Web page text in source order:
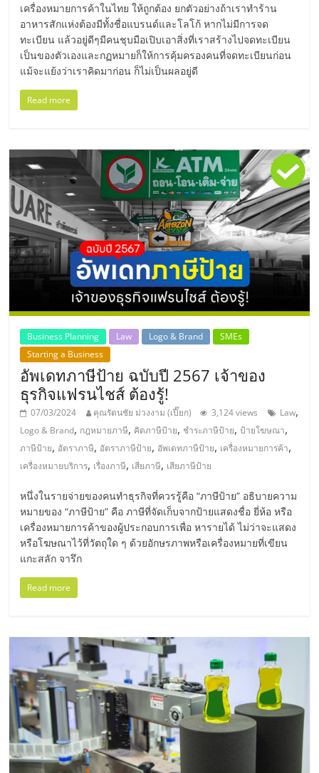
ปรึกษา
การ
ลงทุน
และ
ขยาย
สา
ขา
รน
ไชส์,
ศูนย์
รวม
แฟ
รน
ไชส์
พร้อม
เปิด
ร้าน
ปรึกษา
ฟรี,
บริการ
พัฒนา
ระบบ
แฟ
รน
ไชส์"
เครื่องหมายการค้าในไทย ให้ถูกต้อง ยกตัวอย่างถ้าเราทำร้าน
อาหารสักแห่งต้องมีทั้งชื่อแบรนด์และโลโก้ หากไม่มีการจด
ทะเบียน แล้วอยู่ดีๆมีคนชุบมือเปิบเอาสิ่งที่เราสร้างไปจดทะเบียน
เป็นของตัวเองและกฏหมายก็ให้การคุ้มครองคนที่จดทะเบียนก่อน
แม้จะแย้งว่าเราคิดมาก่อน ก็ไม่เป็นผลอยู่ดี
Read more
Business Planning Law Logo & Brand
SMEs
Starting a Business
อัพเดทภาษีป้าย ฉบับปี 2567 เจ้าของ
ธุรกิจแฟรนไชส์ ต้องรู้!
07/03/2024 คุณรัตนชัย ม่วงงาม (เปี๊ยก) 3,124 views Law,
Logo & Brand, กฎหมายภาษี, คิดภาษีป้าย, ชำระภาษีป้าย,ป้ายโฆษณา,
ภาษีป้าย, อัตราภาษี, อัตราภาษีป้าย, อัพเดทภาษีป้าย, เครื่องหมายการค้า,
เครื่องหมายบริการ, เรื่องภาษี, เสียภาษี, เสียภาษีป้าย
หนึ่งในรายจ่ายของคนทำธุรกิจที่ควรรู้คือ “ภาษีป้าย” อธิบายความ
หมายของ “ภาษีป้าย” คือ ภาษีที่จัดเก็บจากป้ายแสดงชื่อ ยี่ห้อ หรือ
เครื่องหมายการค้าของผู้ประกอบการเพื่อ หารายได้ ไม่ว่าจะแสดง
หรือโฆษณาไว้ที่วัตถุใด ๆ ด้วยอักษรภาพหรือเครื่องหมายที่เขียน
แกะสลัก จารึก
Read more